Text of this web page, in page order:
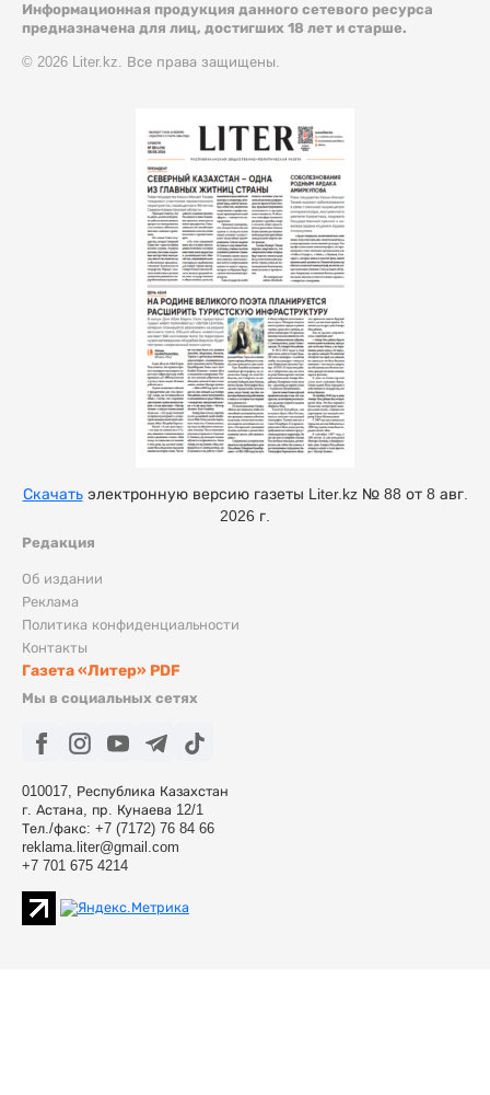
Информационная продукция данного сетевого ресурса
предназначена для лиц, достигших 18 лет и старше.
© 2026 Liter.kz. Все права защищены.
Редакция
Об издании
Реклама
Политика конфиденциальности
Контакты
Газета «Литер» PDF
Мы в социальных сетях
010017, Республика Казахстан
г. Астана, пр. Кунаева 12/1
Тел./факс: +7 (7172) 76 84 66
reklama.liter@gmail.com
+7 701 675 4214
Скачатьэлектронную версию газеты Liter.kz № 88 от 8 авг.
2026 г.